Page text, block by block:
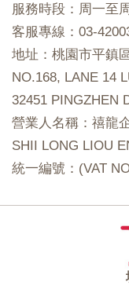
服務時段：周一至
客服專線：03-
地址：桃園市平鎮
NO.168, LANE 14
32451 PINGZHEN
營業人名稱：禧龍
SHII LONG LIOU
統一編號：(VAT